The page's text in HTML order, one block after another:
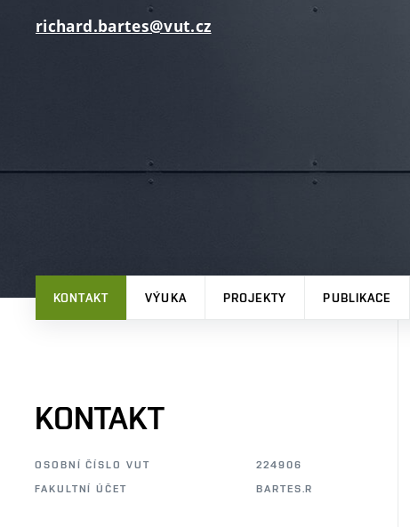
richard.bartes@vut.cz
KONTAKT VÝUKA PROJEKTY PUBLIKACE
KONTAKT
OSOBNÍ ČÍSLO VUT
224906
FAKULTNÍ ÚČET
BARTES.R